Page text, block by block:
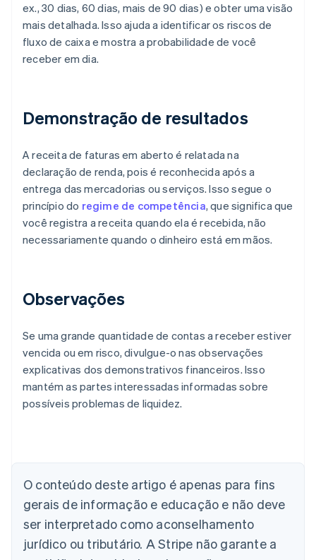
ex., 30 dias, 60 dias, mais de 90 dias) e obter uma visão
mais detalhada. Isso ajuda a identificar os riscos de
fluxo de caixa e mostra a probabilidade de você
receber em dia.
Demonstração de resultados
A receita de faturas em aberto é relatada na
declaração de renda, pois é reconhecida após a
entrega das mercadorias ou serviços. Isso segue o
princípio do regime de competência, que significa que
você registra a receita quando ela é recebida, não
necessariamente quando o dinheiro está em mãos.
Observações
Se uma grande quantidade de contas a receber estiver
vencida ou em risco, divulgue-o nas observações
explicativas dos demonstrativos financeiros. Isso
mantém as partes interessadas informadas sobre
possíveis problemas de liquidez.
O conteúdo deste artigo é apenas para fins
gerais de informação e educação e não deve
ser interpretado como aconselhamento
jurídico ou tributário. A Stripe não garante a
Alemanha
Áustria
Bélgica
NederlandsFrançaisDeutschEnglish
Brasil
PortuguêsEnglish
Bulgária